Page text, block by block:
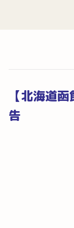
【北海道
告